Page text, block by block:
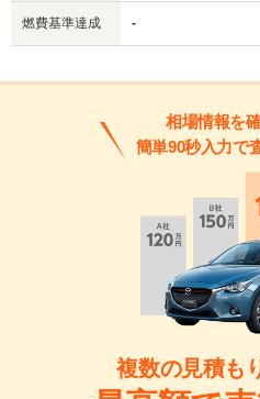
燃費基準達成 -
相場情報を
簡単90秒入力で
複数の見積も